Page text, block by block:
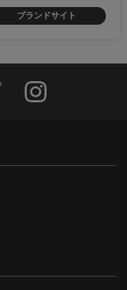
ブランドサイト